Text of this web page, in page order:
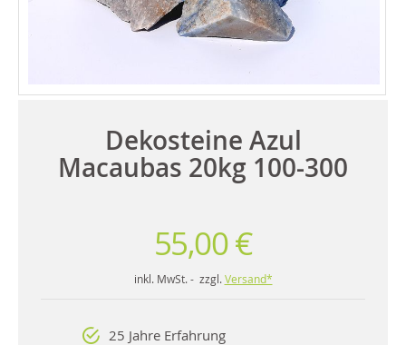
Dekosteine Azul
Macaubas 20kg 100-300
55,00 €
inkl. MwSt. - zzgl. Versand*
25 Jahre Erfahrung